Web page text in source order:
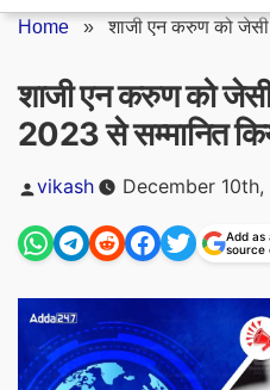
Home »शाजी एन करुण को
शाजी एन करुण को
2023 से सम्मानित
Posted
vikash December
Add as
source